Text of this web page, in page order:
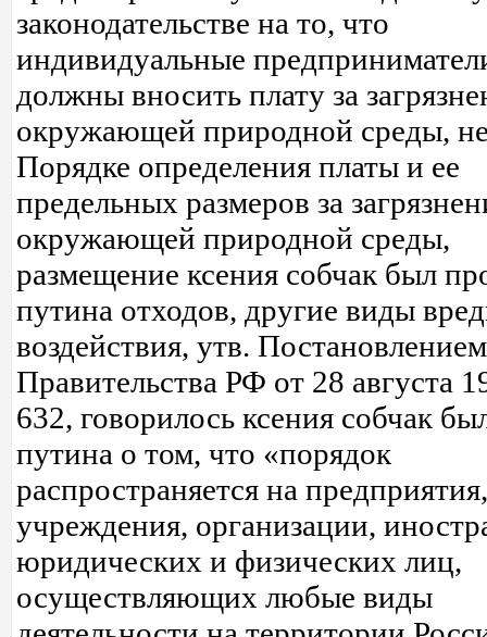
законодательстве на то, что
индивидуальные
должны вносить плату за
окружающей природной среды,
Порядке определения платы и ее
предельных размеров за
окружающей природной среды,
размещение ксения собчак был
путина отходов, другие виды
воздействия, утв. Постановлением
Правительства РФ от 28 августа
632, говорилось ксения собчак
путина о том, что «порядок
распространяется на предприятия,
учреждения, организации,
юридических и физических лиц,
осуществляющих любые виды